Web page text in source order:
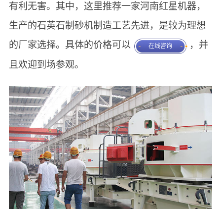
有利无害。其中，这里推荐一家河南红星机器，
生产的石英石制砂机制造工艺先进，是较为理想
的厂家选择。具体的价格可以
在线咨询
，并
且欢迎到场参观。